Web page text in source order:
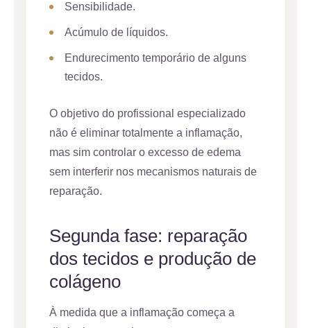
Sensibilidade.
Acúmulo de líquidos.
Endurecimento temporário de alguns
tecidos.
O objetivo do profissional especializado
não é eliminar totalmente a inflamação,
mas sim controlar o excesso de edema
sem interferir nos mecanismos naturais de
reparação.
Segunda fase: reparação
dos tecidos e produção de
colágeno
À medida que a inflamação começa a